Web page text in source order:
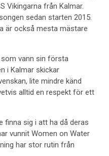
Vikingarna från Kalmar.
sedan starten 2015.
är också mesta mästare
som vann sin första
i Kalmar skickar
lite mindre känd
alltid en respekt för ett
finna sig i att ha då deras
vunnit Women on Water
har stor rutin från